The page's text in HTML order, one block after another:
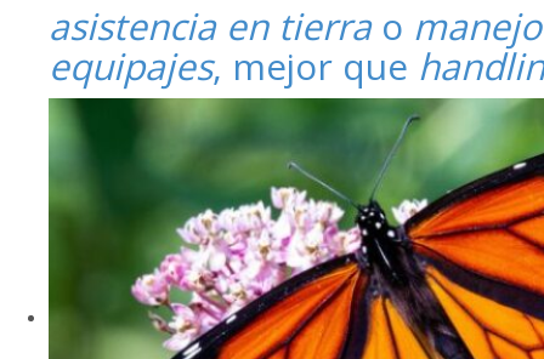
asistencia en tierrao
equipajes, mejor que